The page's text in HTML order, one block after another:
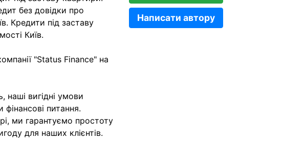
без довідки про
Кредити під заставу
Київ.
"Status Finance" на
наші вигідні умови
питання.
ми гарантуємо простоту
для наших клієнтів.
Написати автору